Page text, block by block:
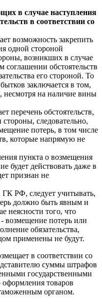
в случае наступления
в соответствии со
возможность закрепить
одной стороной
возникших в случае
соглашении обстоятельств
его стороной. То
заключается в том,
несмотря на наличие вины
перечень обстоятельств,
стороны, следовательно,
потерь, в том числе
которые напрямую не
пункта о возмещения
будет действовать даже в
признан не
РФ, следует учитывать,
должно быть явным и
неясности того, что
возмещение потерь или
обязательства,
применены не будут.
в соответствии со
суммы штрафов
государственными
товаров
органом.